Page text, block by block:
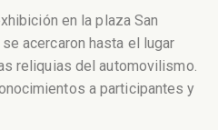
en la plaza San
acercaron hasta el lugar
reliquias del automovilismo.
a participantes y